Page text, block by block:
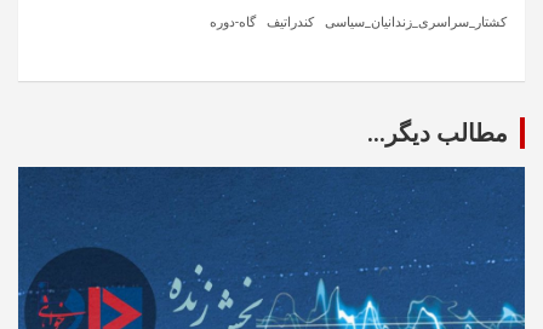
کشتار_سراسری_زندانیان_سیاسی کندراتیف گاه-دوره
مطالب دیگر...